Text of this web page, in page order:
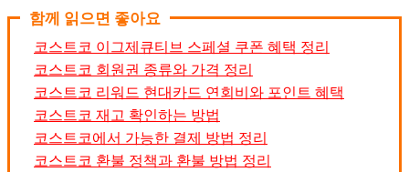
함께 읽으면 좋아요
코스트코 이그제큐티브 스페셜 쿠폰 혜택 정리
코스트코 회원권 종류와 가격 정리
코스트코 리워드 현대카드 연회비와 포인트 혜택
코스트코 재고 확인하는 방법
코스트코에서 가능한 결제 방법 정리
코스트코 환불 정책과 환불 방법 정리